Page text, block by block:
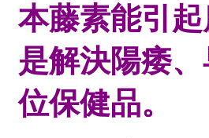
本藤素能引
是解決陽痿
位保健品。